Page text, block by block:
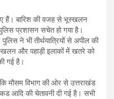
हैं। बारिश की वजह से भूस्खलन
प्रशासन सचेत हो गया है।
ने भी तीर्थयात्रियों से अपील की
और पहाड़ी इलाकों में खतरे को
गई है।
मौसम विभाग की ओर से उत्तराखंड
आदि की चेतावनी दी गई है। सभी